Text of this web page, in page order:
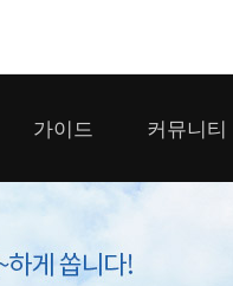
배틀그라운드
패스 오브 엑자일
가이드
게임 가이드
커뮤니티
미디어 게시판